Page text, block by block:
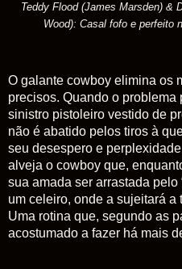
Teddy Flood (James Marsden) &
Wood): Casal fofo e perfeito
O galante cowboy elimina os
precisos. Quando o
sinistro pistoleiro vestido de
não é abatido pelos tiros à
seu desespero e
alveja o cowboy que,
sua amada ser arrastada pelo
um celeiro, onde a sujeitará a
Uma rotina que, segundo as
acostumado a fazer há mais